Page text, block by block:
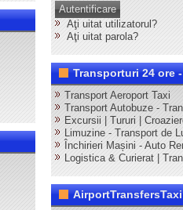
Autentificare
Aţi uitat utilizatorul?
Aţi uitat parola?
Transporturi 24 ore
Transport Aeroport Taxi
Transport Autobuze -
Excursii | Tururi |
Limuzine - Transport de
Închirieri Mașini - Auto
Logistica & Curierat |